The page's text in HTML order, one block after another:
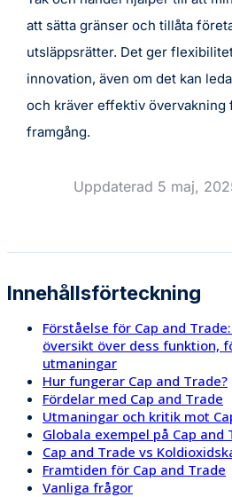
att sätta gränser och tillåta
utsläppsrätter. Det ger
innovation, även om det kan
och kräver effektiv övervakning
framgång.
Uppdaterad 5 maj,
Innehållsförteckning
Förståelse för Cap and
översikt över dess funktion,
utmaningar
Hur fungerar Cap and Trade?
Fördelar med Cap and Trade
Utmaningar och kritik mot
Globala exempel på Cap and
Cap and Trade vs
Framtiden för Cap and Trade
Vanliga frågor